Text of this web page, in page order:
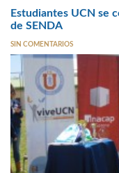
Estudiantes UCN se
de SENDA
SIN COMENTARIOS